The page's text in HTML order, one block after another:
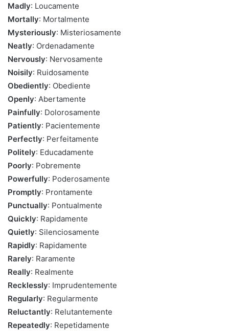
Madly: Loucamente
Mortally: Mortalmente
Mysteriously: Misteriosamente
Neatly: Ordenadamente
Nervously: Nervosamente
Noisily: Ruidosamente
Obediently: Obediente
Openly: Abertamente
Painfully: Dolorosamente
Patiently: Pacientemente
Perfectly: Perfeitamente
Politely: Educadamente
Poorly: Pobremente
Powerfully: Poderosamente
Promptly: Prontamente
Punctually: Pontualmente
Quickly: Rapidamente
Quietly: Silenciosamente
Rapidly: Rapidamente
Rarely: Raramente
Really: Realmente
Recklessly: Imprudentemente
Regularly: Regularmente
Reluctantly: Relutantemente
Repeatedly: Repetidamente